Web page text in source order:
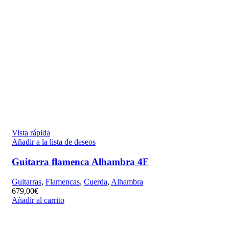
Vista rápida
Añadir a la lista de deseos
Guitarra flamenca Alhambra 4F
Guitarras, Flamencas, Cuerda, Alhambra
679,00€
Añadir al carrito